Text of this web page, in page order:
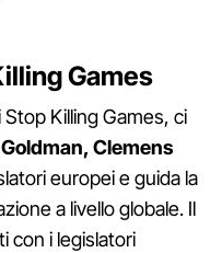
Games
Killing Games, ci
Clemens
europei e guida la
a livello globale. Il
con i legislatori